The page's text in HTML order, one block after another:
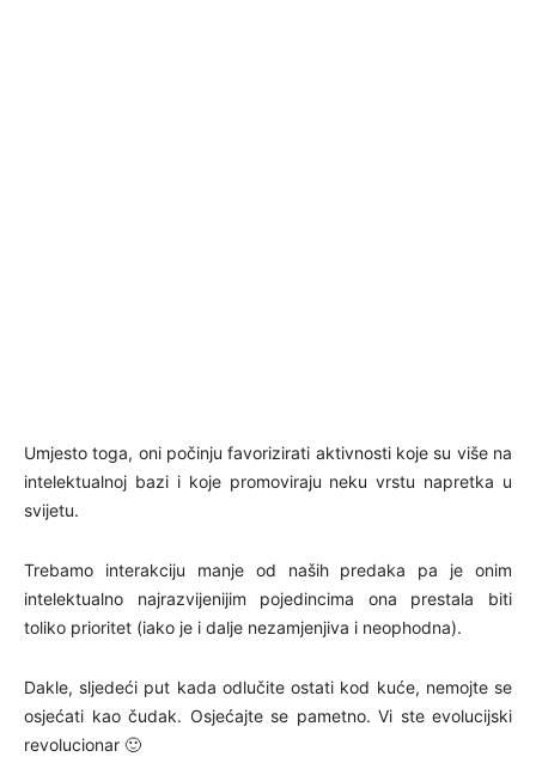
Umjesto toga, oni počinju favorizirati aktivnosti koje su više na
intelektualnoj bazi i koje promoviraju neku vrstu napretka u
svijetu.
Trebamo interakciju manje od naših predaka pa je onim
intelektualno najrazvijenijim pojedincima ona prestala biti
toliko prioritet (iako je i dalje nezamjenjiva i neophodna).
Dakle, sljedeći put kada odlučite ostati kod kuće, nemojte se
osjećati kao čudak. Osjećajte se pametno. Vi ste evolucijski
revolucionar 🙂